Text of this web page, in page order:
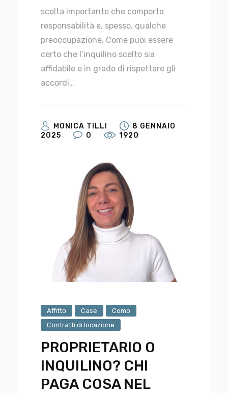
scelta importante che comporta
responsabilità e, spesso, qualche
preoccupazione. Come puoi essere
certo che l’inquilino scelto sia
affidabile e in grado di rispettare gli
accordi…
MONICA TILLI
8 GENNAIO
2025
0 1920
Affitto Case
Como
Contratti di locazione
PROPRIETARIO O
INQUILINO? CHI
PAGA COSA NEL